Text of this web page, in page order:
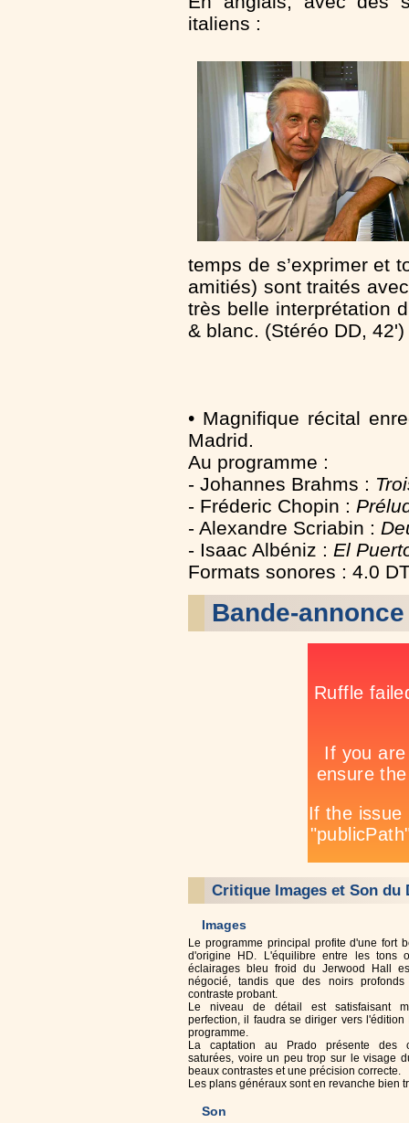
italiens :
temps de s’exprimer et
amitiés) sont traités
très belle interprétation
& blanc. (Stéréo DD, 42')
• Magnifique récital
Madrid.
Au programme :
- Johannes Brahms :
- Fréderic Chopin :
- Alexandre Scriabin :
- Isaac Albéniz : El
Formats sonores : 4.0
Bande-
Critique Images et Son du
Images
Le programme principal profite d'une fort
d'origine HD. L'équilibre entre les tons
éclairages bleu froid du Jerwood Hall
négocié, tandis que des noirs profonds
contraste probant.
Le niveau de détail est satisfaisant
perfection, il faudra se diriger vers l'édition
programme.
La captation au Prado présente des
saturées, voire un peu trop sur le visage
beaux contrastes et une précision correcte.
Les plans généraux sont en revanche bien
Son